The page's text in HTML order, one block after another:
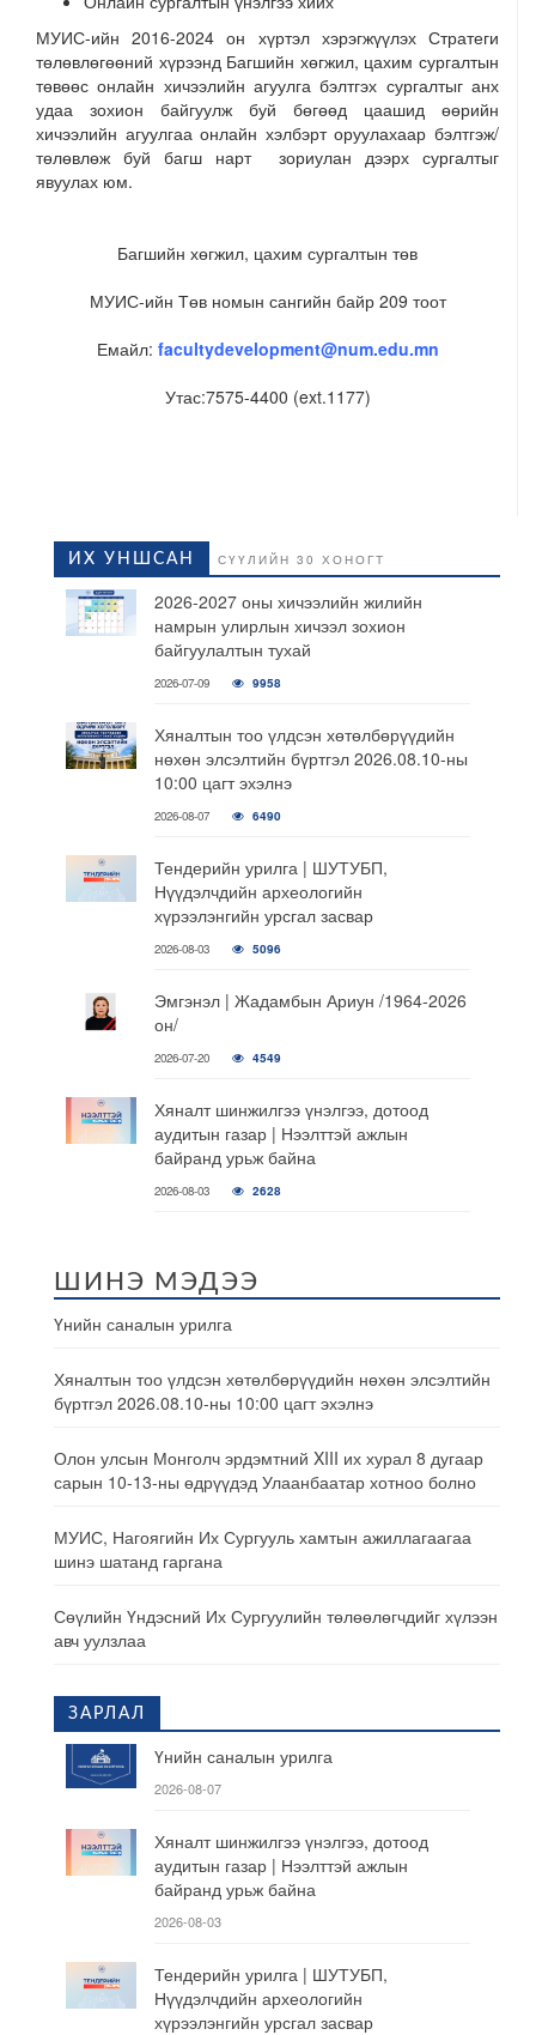
МУИС-ийн 2016-2024 он хүртэл хэрэгжүүлэх Стратеги
төлөвлөгөөний хүрээнд Багшийн хөгжил, цахим сургалтын
төвөөс онлайн хичээлийн агуулга бэлтгэх сургалтыг анх
удаа зохион байгуулж буй бөгөөд цаашид өөрийн
хичээлийн агуулгаа онлайн хэлбэрт оруулахаар бэлтгэж/
төлөвлөж буй багш нарт зориулан дээрх сургалтыг
явуулах юм.
Багшийн хөгжил, цахим сургалтын төв
МУИС-ийн Төв номын сангийн байр 209 тоот
Емайл: facultydevelopment@num.edu.mn
Утас:7575-4400 (ext.1177)
ИХ УНШСАН СҮҮЛИЙН 30 ХОНОГТ
2026-2027 оны хичээлийн жилийн
намрын улирлын хичээл зохион
байгуулалтын тухай
2026-07-09 9958
Хяналтын тоо үлдсэн хөтөлбөрүүдийн
нөхөн элсэлтийн бүртгэл 2026.08.10-ны
10:00 цагт эхэлнэ
2026-08-07 6490
Тендерийн урилга | ШУТУБП,
Нүүдэлчдийн археологийн
хүрээлэнгийн урсгал засвар
2026-08-03 5096
Эмгэнэл | Жадамбын Ариун /1964-2026
он/
2026-07-20 4549
Хяналт шинжилгээ үнэлгээ, дотоод
аудитын газар | Нээлттэй ажлын
байранд урьж байна
2026-08-03 2628
ШИНЭ МЭДЭЭ
Үнийн саналын урилга
Хяналтын тоо үлдсэн хөтөлбөрүүдийн нөхөн элсэлтийн
бүртгэл 2026.08.10-ны 10:00 цагт эхэлнэ
Олон улсын Монголч эрдэмтний XIII их хурал 8 дугаар
сарын 10-13-ны өдрүүдэд Улаанбаатар хотноо болно
МУИС, Нагоягийн Их Сургууль хамтын ажиллагаагаа
шинэ шатанд гаргана
Сөүлийн Үндэсний Их Сургуулийн төлөөлөгчдийг хүлээн
авч уулзлаа
ЗАРЛАЛ
Үнийн саналын урилга
2026-08-07
Хяналт шинжилгээ үнэлгээ, дотоод
аудитын газар | Нээлттэй ажлын
байранд урьж байна
2026-08-03
Тендерийн урилга | ШУТУБП,
Нүүдэлчдийн археологийн
хүрээлэнгийн урсгал засвар